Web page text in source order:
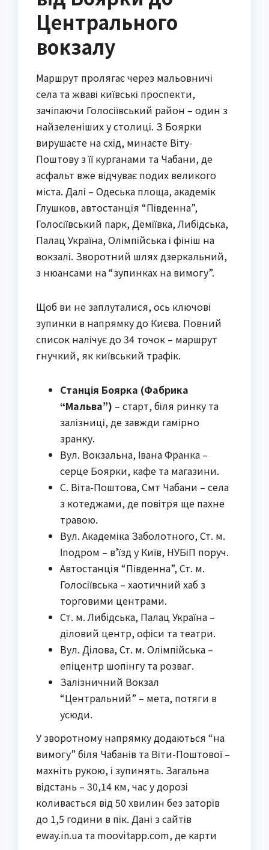
Центрального
вокзалу
Маршрут пролягає через мальовничі
села та жваві київські проспекти,
зачіпаючи Голосіївський район – один з
найзеленіших у столиці. З Боярки
вирушаєте на схід, минаєте Віту-
Поштову з її курганами та Чабани, де
асфальт вже відчуває подих великого
міста. Далі – Одеська площа, академік
Глушков, автостанція “Південна”,
Голосіївський парк, Деміївка, Либідська,
Палац Україна, Олімпійська і фініш на
вокзалі. Зворотний шлях дзеркальний,
з нюансами на “зупинках на вимогу”.
Щоб ви не заплуталися, ось ключові
зупинки в напрямку до Києва. Повний
список налічує до 34 точок – маршрут
гнучкий, як київський трафік.
Станція Боярка (Фабрика
“Мальва”) – старт, біля ринку та
залізниці, де завжди гамірно
зранку.
Вул. Вокзальна, Івана Франка –
серце Боярки, кафе та магазини.
С. Віта-Поштова, Смт Чабани – села
з котеджами, де повітря ще пахне
травою.
Вул. Академіка Заболотного, Ст. м.
Іподром – в’їзд у Київ, НУБіП поруч.
Автостанція “Південна”, Ст. м.
Голосіївська – хаотичний хаб з
торговими центрами.
Ст. м. Либідська, Палац Україна –
діловий центр, офіси та театри.
Вул. Ділова, Ст. м. Олімпійська –
епіцентр шопінгу та розваг.
Залізничний Вокзал
“Центральний” – мета, потяги в
усюди.
У зворотному напрямку додаються “на
вимогу” біля Чабанів та Віти-Поштової –
махніть рукою, і зупинять. Загальна
відстань – 30,14 км, час у дорозі
коливається від 50 хвилин без заторів
до 1,5 години в пік. Дані з сайтів
eway.in.ua та moovitapp.com, де карти